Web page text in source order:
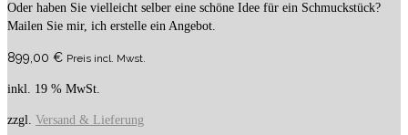
Oder haben Sie vielleicht selber eine schöne Idee für ein Schmuckstück?
Mailen Sie mir, ich erstelle ein Angebot.
899,00 € Preis incl. Mwst.
inkl. 19 % MwSt.
zzgl. Versand & Lieferung